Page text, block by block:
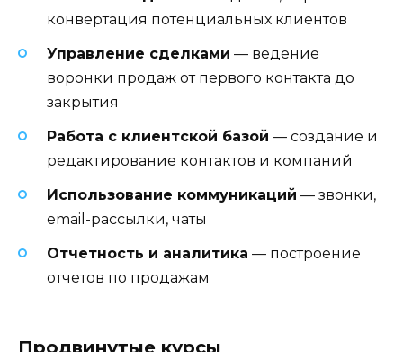
конвертация потенциальных клиентов
Управление сделками — ведение
воронки продаж от первого контакта до
закрытия
Работа с клиентской базой — создание и
редактирование контактов и компаний
Использование коммуникаций — звонки,
email-рассылки, чаты
Отчетность и аналитика — построение
отчетов по продажам